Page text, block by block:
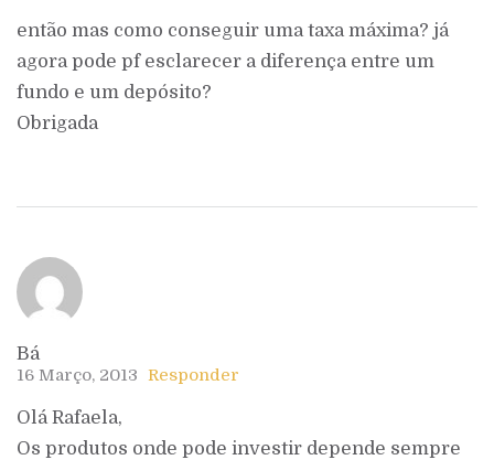
então mas como conseguir uma taxa máxima? já
agora pode pf esclarecer a diferença entre um
fundo e um depósito?
Obrigada
Bá
16 Março, 2013 Responder
Olá Rafaela,
Os produtos onde pode investir depende sempre